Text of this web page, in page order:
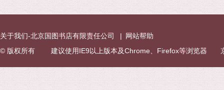
关于我们-北京国图书店有限责任公司 | 网站帮助
© 版权所有 建议使用IE9以上版本及Chrome、Firefox等浏览器